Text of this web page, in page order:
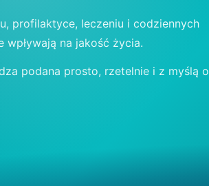
profilaktyce, leczeniu i codziennych
wpływają na jakość życia.
podana prosto, rzetelnie i z myślą o